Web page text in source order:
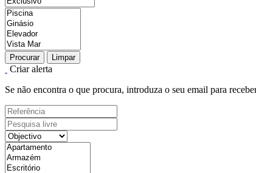
Procurar Limpar
Criar alerta
Se não encontra o que procura, introduza o seu email para